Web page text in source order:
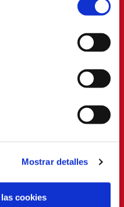
Mostrar detalles
cookies